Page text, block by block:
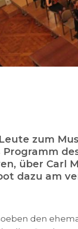
zum
über Carl
dazu am
den